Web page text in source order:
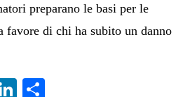
preparano le basi per le
favore di chi ha subito un danno
Li